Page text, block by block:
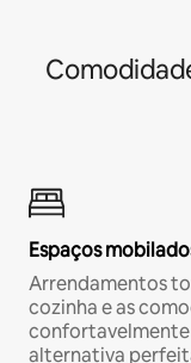
Espaços
Arrendamentos
cozinha e as
confortavelmente
alternativa